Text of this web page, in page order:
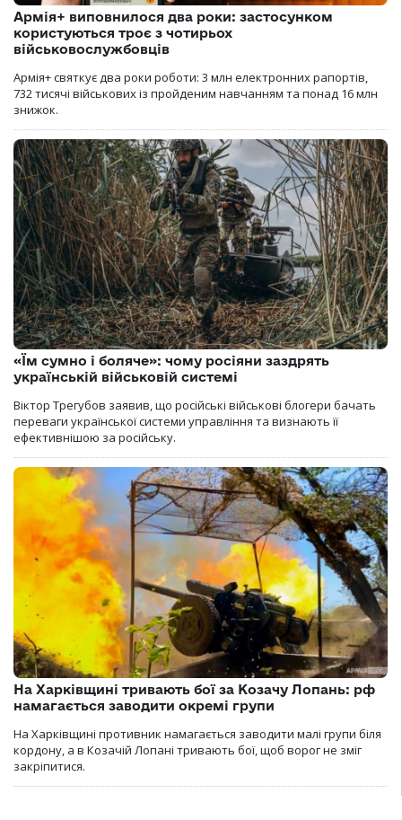
Армія+ виповнилося два роки: застосунком
користуються троє з чотирьох
військовослужбовців
Армія+ святкує два роки роботи: 3 млн електронних рапортів,
732 тисячі військових із пройденим навчанням та понад 16 млн
знижок.
«Їм сумно і боляче»: чому росіяни заздрять
українській військовій системі
Віктор Трегубов заявив, що російські військові блогери бачать
переваги української системи управління та визнають її
ефективнішою за російську.
На Харківщині тривають бої за Козачу Лопань: рф
намагається заводити окремі групи
На Харківщині противник намагається заводити малі групи біля
кордону, а в Козачій Лопані тривають бої, щоб ворог не зміг
закріпитися.